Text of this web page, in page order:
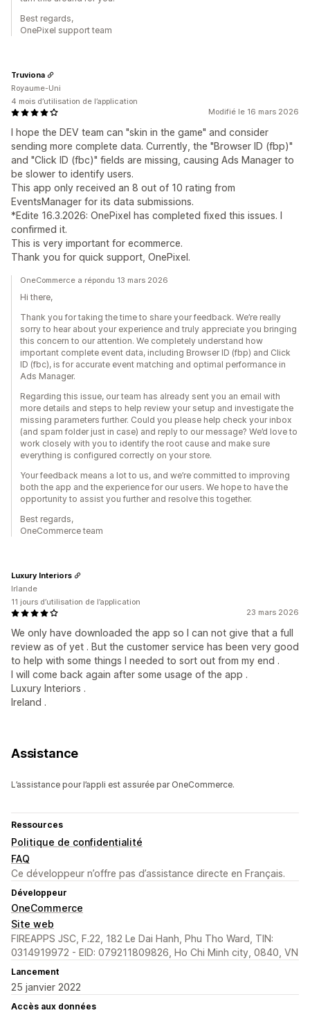
Best regards,
OnePixel support team
Modifié le 16 mars 2026
I hope the DEV team can "skin in the game" and consider
sending more complete data. Currently, the "Browser ID (fbp)"
and "Click ID (fbc)" fields are missing, causing Ads Manager to
be slower to identify users.
This app only received an 8 out of 10 rating from
EventsManager for its data submissions.
*Edite 16.3.2026: OnePixel has completed fixed this issues. I
confirmed it.
This is very important for ecommerce.
Thank you for quick support, OnePixel.
Truviona
Royaume-Uni
4 mois d’utilisation de l’application
OneCommerce a répondu 13 mars 2026
Hi there,
Thank you for taking the time to share your feedback. We’re really
sorry to hear about your experience and truly appreciate you bringing
this concern to our attention. We completely understand how
important complete event data, including Browser ID (fbp) and Click
ID (fbc), is for accurate event matching and optimal performance in
Ads Manager.
Regarding this issue, our team has already sent you an email with
more details and steps to help review your setup and investigate the
missing parameters further. Could you please help check your inbox
(and spam folder just in case) and reply to our message? We’d love to
work closely with you to identify the root cause and make sure
everything is configured correctly on your store.
Your feedback means a lot to us, and we’re committed to improving
both the app and the experience for our users. We hope to have the
opportunity to assist you further and resolve this together.
Best regards,
OneCommerce team
23 mars 2026
We only have downloaded the app so I can not give that a full
review as of yet . But the customer service has been very good
to help with some things I needed to sort out from my end .
I will come back again after some usage of the app .
Luxury Interiors .
Ireland .
Luxury Interiors
Irlande
11 jours d’utilisation de l’application
Assistance
L’assistance pour l’appli est assurée par OneCommerce.
Ressources
Politique de confidentialité
FAQ
Ce développeur n’offre pas d’assistance directe en Français.
Développeur
OneCommerce
Site web
FIREAPPS JSC, F.22, 182 Le Dai Hanh, Phu Tho Ward, TIN:
0314919972 - EID: 079211809826, Ho Chi Minh city, 0840, VN
Lancement
25 janvier 2022
Accès aux données